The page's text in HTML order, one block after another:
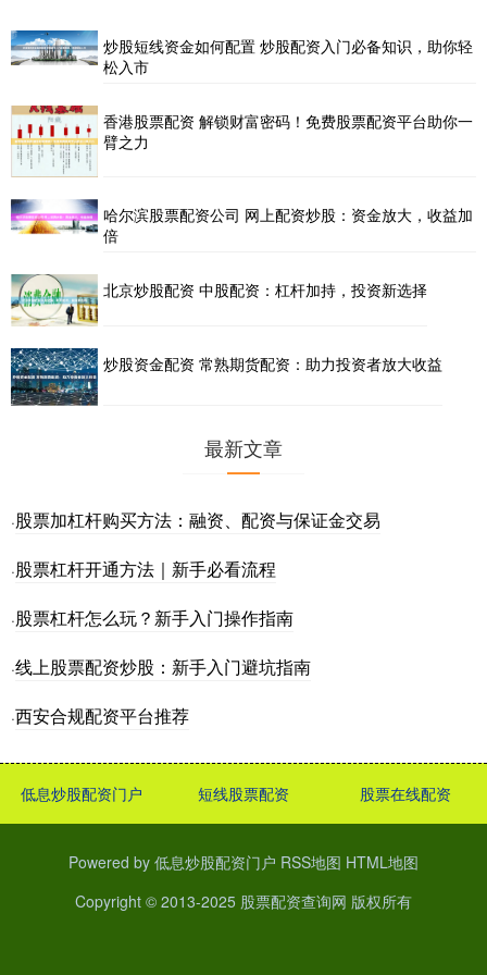
炒股短线资金如何配置 炒股配资入门必备知识，助你轻
松入市
香港股票配资 解锁财富密码！免费股票配资平台助你一
臂之力
哈尔滨股票配资公司 网上配资炒股：资金放大，收益加
倍
北京炒股配资 中股配资：杠杆加持，投资新选择
炒股资金配资 常熟期货配资：助力投资者放大收益
最新文章
·股票加杠杆购买方法：融资、配资与保证金交易
·股票杠杆开通方法｜新手必看流程
·股票杠杆怎么玩？新手入门操作指南
·线上股票配资炒股：新手入门避坑指南
·西安合规配资平台推荐
低息炒股配资门户 短线股票配资 股票在线配资
Powered by 低息炒股配资门户 RSS地图 HTML地图
Copyright © 2013-2025 股票配资查询网 版权所有